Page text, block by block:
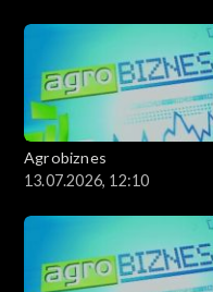
Agrobiznes
13.07.2026, 12:10